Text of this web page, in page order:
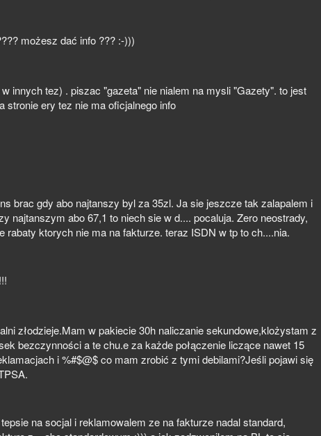
możesz dać info ??? :-)))
innych tez) . piszac "gazeta" nie nialem na mysli "Gazety". to jest
stronie ery tez nie ma oficjalnego info
brac gdy abo najtanszy byl za 35zl. Ja sie jeszcze tak zalapalem i
najtanszym abo 67,1 to niech sie w d.... pocaluja. Zero neostrady,
ktorych nie ma na fakturze. teraz ISDN w tp to ch....nia.
złodzieje.Mam w pakiecie 30h naliczanie sekundowe,klożystam z
bezczynności a te chu.e za każde połączenie liczące nawet 15
i %#$@$ co mam zrobić z tymi debilami?Jeśli pojawi się
na socjal i reklamowalem ze na fakturze nadal standard,